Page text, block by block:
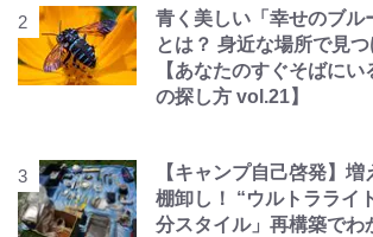
青く美しい「幸せのブル
とは？ 身近な場所で見
【あなたのすぐそばにい
の探し方 vol.21】
【キャンプ自己啓発】
棚卸し！ “ウルトラライ
分スタイル」再構築でわ